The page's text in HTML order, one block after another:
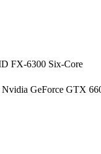
FX-6300 Six-Core
GeForce GTX